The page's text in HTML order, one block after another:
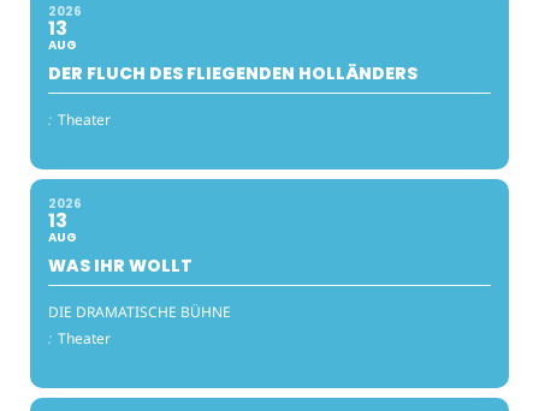
2026
13
AUG
DER FLUCH DES FLIEGENDEN HOLLÄNDERS
: Theater
2026
13
AUG
WAS IHR WOLLT
DIE DRAMATISCHE BÜHNE
: Theater